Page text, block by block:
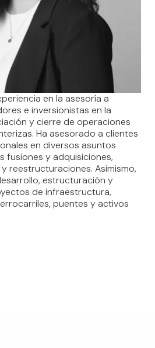
en la asesoría a
e inversionistas en la
y cierre de operaciones
Ha asesorado a clientes
en diversos asuntos
fusiones y adquisiciones,
reestructuraciones. Asimismo,
estructuración y
de infraestructura,
puentes y activos